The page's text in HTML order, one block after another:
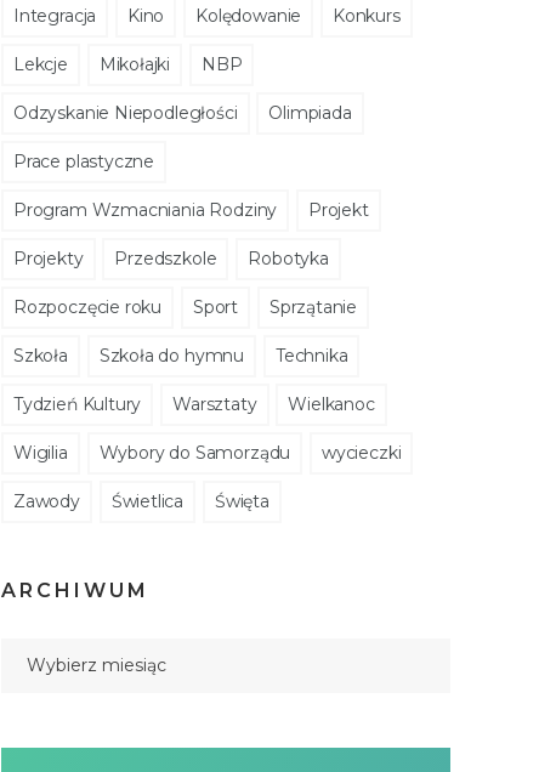
Integracja Kino Kolędowanie Konkurs
Lekcje Mikołajki NBP
Odzyskanie Niepodległości Olimpiada
Prace plastyczne
Program Wzmacniania Rodziny Projekt
Projekty Przedszkole Robotyka
Rozpoczęcie roku Sport Sprzątanie
Szkoła Szkoła do hymnu Technika
Tydzień Kultury Warsztaty Wielkanoc
Wigilia Wybory do Samorządu wycieczki
Zawody Świetlica Święta
ARCHIWUM